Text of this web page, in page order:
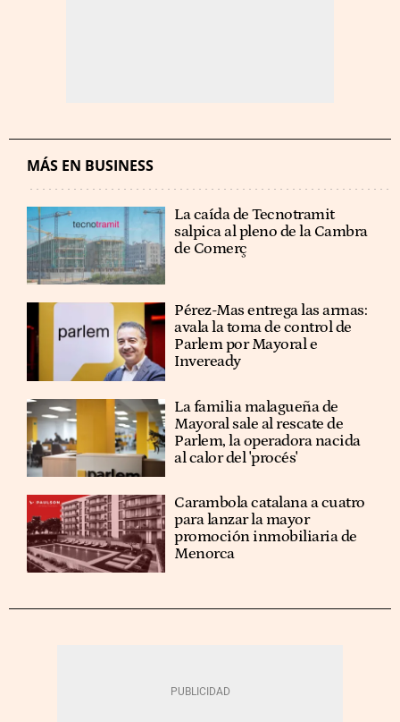
MÁS EN BUSINESS
La caída de Tecnotramit
salpica al pleno de la Cambra
de Comerç
Pérez-Mas entrega las armas:
avala la toma de control de
Parlem por Mayoral e
Inveready
La familia malagueña de
Mayoral sale al rescate de
Parlem, la operadora nacida
al calor del 'procés'
Carambola catalana a cuatro
para lanzar la mayor
promoción inmobiliaria de
Menorca